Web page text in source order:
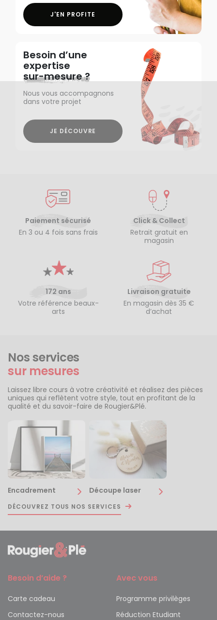
J'EN PROFITE
Besoin d’une
expertise
sur-mesure ?
Nous vous accompagnons
dans votre projet
JE DÉCOUVRE
Paiement sécurisé
En 3 ou 4 fois sans frais
Click & Collect
Retrait gratuit en
magasin
172 ans
Votre référence beaux-
arts
Livraison gratuite
En magasin dès 35 €
d’achat
Nos services
sur mesures
Laissez libre cours à votre créativité et réalisez des pièces
uniques qui reflètent votre style, tout en profitant de la
qualité et du savoir-faire de Rougier&Plé.
Encadrement Découpe laser
DÉCOUVREZ TOUS NOS SERVICES
Besoin d’aide ?
Carte cadeau
Contactez-nous
Avec vous
Programme privilèges
Réduction Etudiant